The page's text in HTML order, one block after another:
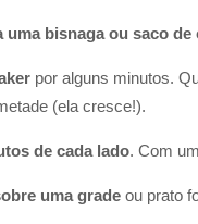
uma bisnaga ou saco
por alguns minutos.
(ela cresce!).
de cada lado. Com
uma grade ou prato